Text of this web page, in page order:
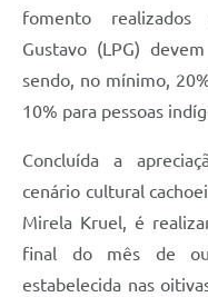
fomento
Gustavo (LPG)
sendo, no mínimo,
10% para pessoas
Concluída a
cenário cultural
Mirela Kruel, é
final do mês de
estabelecida nas